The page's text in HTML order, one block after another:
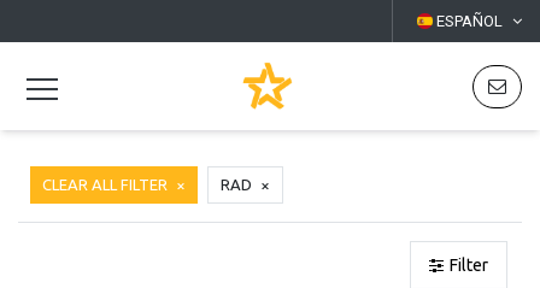
ESPAÑOL
CLEAR ALL FILTER RAD
Filter